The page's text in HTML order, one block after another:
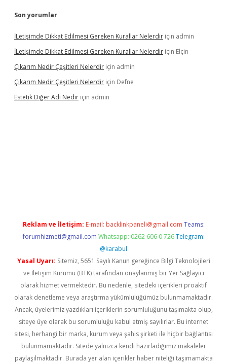
Son yorumlar
İLetişimde Dikkat Edilmesi Gereken Kurallar Nelerdir için admin
İLetişimde Dikkat Edilmesi Gereken Kurallar Nelerdir için Elçin
Çıkarım Nedir Çeşitleri Nelerdir için admin
Çıkarım Nedir Çeşitleri Nelerdir için Defne
Estetik Diğer Adı Nedir için admin
Reklam ve İletişim: E-mail: backlinkpaneli@gmail.com Teams:
forumhizmeti@gmail.com Whatsapp: 0262 606 0 726 Telegram:
@karabul
Yasal Uyarı: Sitemiz, 5651 Sayılı Kanun gereğince Bilgi Teknolojileri
ve İletişim Kurumu (BTK) tarafından onaylanmış bir Yer Sağlayıcı
olarak hizmet vermektedir. Bu nedenle, sitedeki içerikleri proaktif
olarak denetleme veya araştırma yükümlülüğümüz bulunmamaktadır.
Ancak, üyelerimiz yazdıkları içeriklerin sorumluluğunu taşımakta olup,
siteye üye olarak bu sorumluluğu kabul etmiş sayılırlar. Bu internet
sitesi, herhangi bir marka, kurum veya şahıs şirketi ile hiçbir bağlantısı
bulunmamaktadır. Sitede yalnızca kendi hazırladığımız makaleler
paylaşılmaktadır. Burada yer alan içerikler haber niteliği taşımamakta